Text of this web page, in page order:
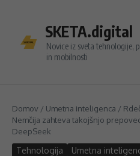
SKETA.digital
Novice iz sveta tehnologije,
in mobilnosti
Domov / Umetna inteligenca /
Nemčija zahteva takojšnjo
DeepSeek
Tehnologija Umetna